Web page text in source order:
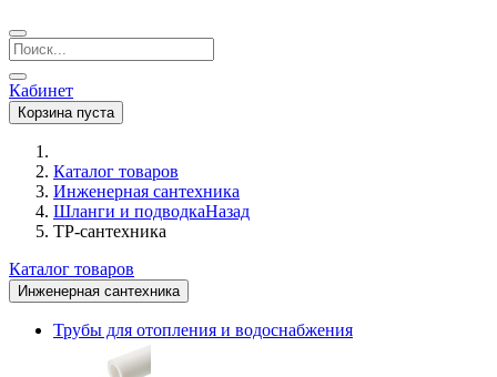
Кабинет
Корзина пуста
Каталог товаров
Инженерная сантехника
Шланги и подводкаНазад
ТР-сантехника
Каталог товаров
Инженерная сантехника
Трубы для отопления и водоснабжения